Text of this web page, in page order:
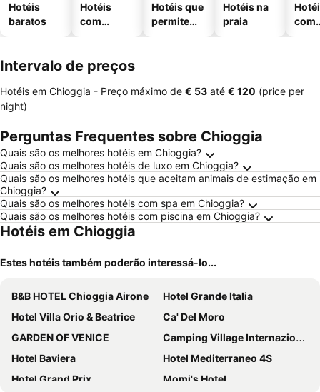
Hotéis
baratos
Hotéis
com
Hotéis que
permitem
Hotéis na
praia
com
Intervalo de preços
Hotéis em Chioggia - Preço máximo de ‎€ 53 até ‎€ 120 (price per
night)
Perguntas Frequentes sobre Chioggia
Quais são os melhores hotéis em Chioggia?
Quais são os melhores hotéis de luxo em Chioggia?
Quais são os melhores hotéis que aceitam animais de estimação em
Chioggia?
Quais são os melhores hotéis com spa em Chioggia?
Quais são os melhores hotéis com piscina em Chioggia?
Hotéis em Chioggia
Estes hotéis também poderão interessá-lo...
B&B HOTEL Chioggia Airone
Hotel Grande Italia
Hotel Villa Orio & Beatrice
Ca' Del Moro
GARDEN OF VENICE
Camping Village Internazionale
Hotel Baviera
Hotel Mediterraneo 4S
Hotel Grand Prix
Momi's Hotel